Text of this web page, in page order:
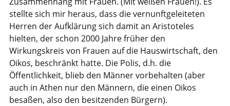
stellte sich mir heraus, dass die vernunftgeleiteten
Herren der Aufklärung sich damit an Aristoteles
hielten, der schon 2000 Jahre früher den
Wirkungskreis von Frauen auf die Hauswirtschaft, den
Oikos, beschränkt hatte. Die Polis, d.h. die
Öffentlichkeit, blieb den Männer vorbehalten (aber
auch in Athen nur den Männern, die einen Oikos
besaßen, also den besitzenden Bürgern).